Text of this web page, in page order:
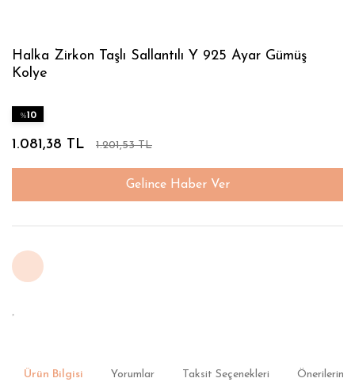
Halka Zirkon Taşlı Sallantılı Y 925 Ayar Gümüş
Kolye
% 10
1.081,38 TL 1.201,53 TL
Gelince Haber Ver
Ürün Bilgisi Yorumlar Taksit Seçenekleri Önerileriniz